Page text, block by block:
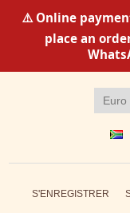
⚠️ Online
place an
S'ENREGISTRER